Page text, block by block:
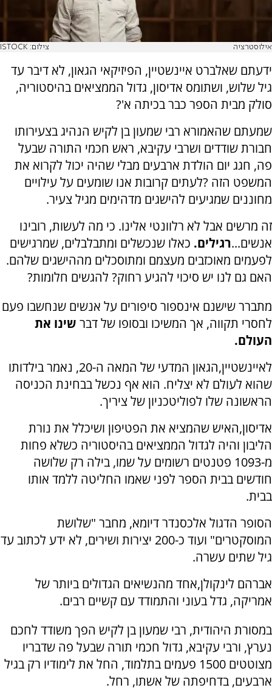
אילוסטרציה צילום: ISTOCK
ידעתם שאלברט איינשטיין, הפיזיקאי הגאון, לא דיבר עד
גיל שלוש, ושתומס אדיסון, גדול הממציאים בהיסטוריה,
סולק מבית הספר כבר בכיתה א'?
שמעתם שהאמורא רבי שמעון בן לקיש הנהיג בצעירותו
חבורת שודדים ושרבי עקיבא, ראש חכמי התורה שבעל
פה, חגג יום הולדת ארבעים מבלי שהיה יכול לקרוא את
המשפט הזה ?לעתים קרובות אנו שומעים על עילויים
מחוננים שמגיעים להישגים מדהימים מגיל צעיר.
זה מרשים אבל לא רלוונטי אלינו. כי מה לעשות, רובינו
אנשים...רגילים. כאלו שנכשלים ומתבלבלים, שמרגישים
לפעמים מאוכזבים מעצמם ומתוסכלים מההישגים שלהם.
האם גם לנו יש סיכוי להגיע רחוק? להגשים חלומות?
מתברר שישנם אינספור סיפורים על אנשים שנחשבו פעם
לחסרי תקווה, אך המשיכו ובסופו של דבר שינו את
העולם.
לאיינשטיין,הגאון המדעי של המאה ה-20, נאמר בילדותו
שהוא לעולם לא יצליח. הוא אף נכשל בבחינת הכניסה
הראשונה שלו לפוליטכניון של ציריך.
אדיסון,האיש שהמציא את הפטיפון ושיכלל את נורת
הליבון והיה לגדול הממציאים בהיסטוריה כשלא פחות
מ-1093 פטנטים רשומים על שמו, בילה רק שלושה
חודשים בבית הספר לפני שאמו החליטה ללמד אותו
בבית.
הסופר הדגול אלכסנדר דיומא, מחבר "שלושת
המוסקטרים" ועוד כ-200 יצירות ושירים, לא ידע לכתוב עד
גיל שתים עשרה.
אברהם לינקולן,אחד מהנשיאים הגדולים ביותר של
אמריקה, גדל בעוני והתמודד עם קשיים רבים.
במסורת היהודית, רבי שמעון בן לקיש הפך משודד לחכם
נערץ, ורבי עקיבא, גדול חכמי תורה שבעל פה שדבריו
מצוטטים 1500 פעמים בתלמוד, החל את לימודיו רק בגיל
ארבעים, בדחיפתה של אשתו, רחל.